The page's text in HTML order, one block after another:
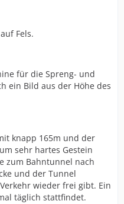
Fels.
für die Spreng- und
ein Bild aus der Höhe des
knapp 165m und der
sehr hartes Gestein
zum Bahntunnel nach
und der Tunnel
wieder frei gibt. Ein
täglich stattfindet.